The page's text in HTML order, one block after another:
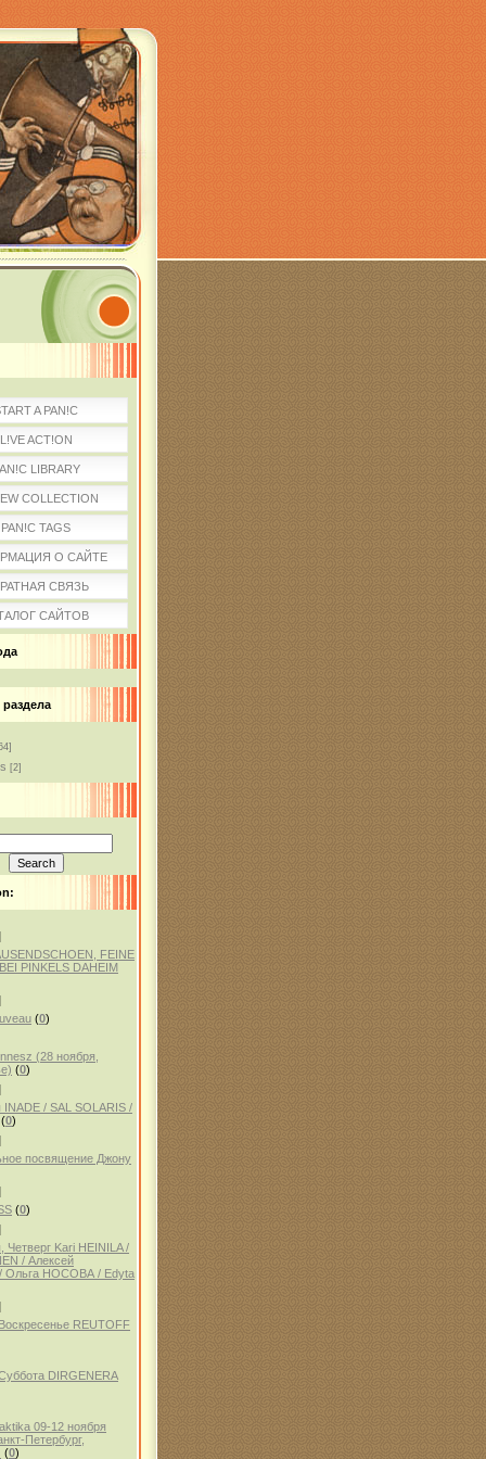
A PAN!C
L!VE ACT!ON
LIBRARY
COLLECTION
PAN!C TAGS
О САЙТЕ
СВЯЗЬ
САЙТОВ
раздела
[2]
FEINE
PINKELS DAHEIM
(0)
(28 ноября,
(0)
/ SAL SOLARIS /
(0)
посвящение Джону
(0)
Четверг Kari HEINILA /
/ Алексей
НОСОВА / Edyta
REUTOFF
DIRGENERA
09-12 ноября
Петербург,
(0)